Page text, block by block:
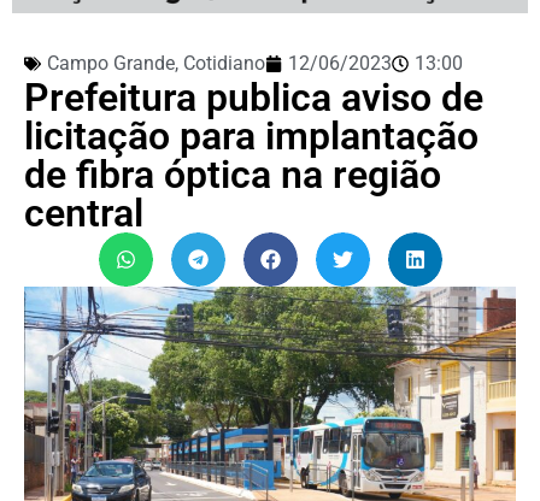
Campo Grande, Cotidiano 12/06/2023 13:00
Prefeitura publica aviso de
licitação para implantação
de fibra óptica na região
central